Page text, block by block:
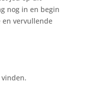
nog in en begin
en vervullende